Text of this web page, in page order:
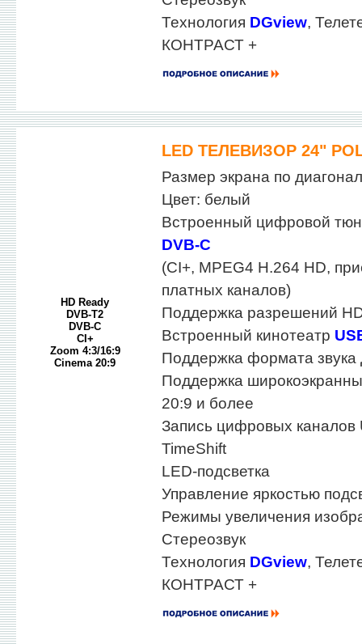
Технология DGview,
КОНТРАСТ +
LED ТЕЛЕВИЗОР 24"
HD Ready
DVB-T2
DVB-C
CI+
Zoom 4:3/16:9
Cinema 20:9
Размер экрана по
Цвет: белый
Встроенный цифровой
DVB-C
(CI+, MPEG4 H.264 HD,
платных каналов)
Поддержка разрешений
Встроенный кинотеатр
Поддержка формата звука
Поддержка
20:9 и более
Запись цифровых каналов
TimeShift
LED-подсветка
Управление яркостью
Режимы увеличения
Стереозвук
Технология DGview,
КОНТРАСТ +